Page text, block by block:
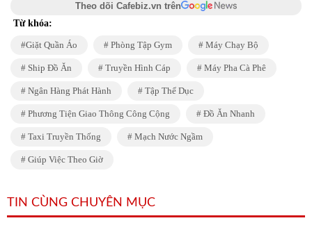
Theo dõi Cafebiz.vn trên
Từ khóa:
Giặt Quần Áo Phòng Tập Gym Máy Chạy Bộ
Ship Đồ Ăn Truyền Hình Cáp Máy Pha Cà Phê
Ngân Hàng Phát Hành Tập Thể Dục
Phương Tiện Giao Thông Công Cộng Đồ Ăn Nhanh
Taxi Truyền Thống Mạch Nước Ngầm
Giúp Việc Theo Giờ
TIN CÙNG CHUYÊN MỤC